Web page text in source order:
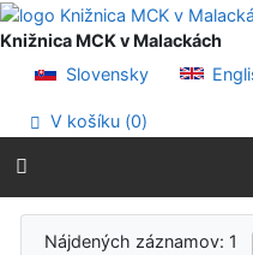
Prejsť na obsah
Prejsť na menu
Knižnica MCK v Malackách
Slovensky
V košíku (0)
Výsledky
Nájdených záznamov: 1